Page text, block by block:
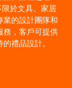
於文具、家居
業的設計團隊和
務，客戶可提供
禮品設計。